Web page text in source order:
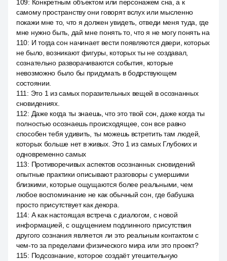
109: Конкретным объектом или персонажем сна, а к
самому пространству они говорят вслух или мысленно
покажи мне то, что я должен увидеть, отведи меня туда, где
мне нужно быть, дай мне понять то, что я не могу понять на
110: И тогда сон начинает вести появляются двери, которых
не было, возникают фигуры, которых ты не создавал,
сознательно разворачиваются события, которые
невозможно было бы придумать в бодрствующем
состоянии.
111 : Это 1 из самых поразительных вещей в осознанных
сновидениях.
112: Даже когда ты знаешь, что это твой сон, даже когда ты
полностью осознаешь происходящее, сон все равно
способен тебя удивить, ты можешь встретить там людей,
которых больше нет в живых. Это 1 из самых Глубоких и
одновременно самых
113: Противоречивых аспектов осознанных сновидений
опытные практики описывают разговоры с умершими
близкими, которые ощущаются более реальными, чем
любое воспоминание не как обычный сон, где бабушка
просто присутствует как декора.
114: А как настоящая встреча с диалогом, с новой
информацией, с ощущением подлинного присутствия
другого сознания является ли это реальным контактом с
чем-то за пределами физического мира или это проект?
115: Подсознание, которое создаёт утешительную